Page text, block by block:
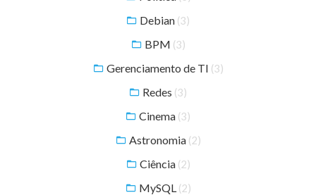
Debian (3)
BPM (3)
Gerenciamento de TI (3)
Redes (3)
Cinema (3)
Astronomia (2)
Ciência (2)
MySQL (2)